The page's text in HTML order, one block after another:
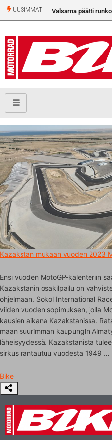
UUSIMMAT Valsarna päätti
Kazakstan mukaan vuoden 2023
Ensi vuoden MotoGP-kalenteriin
Kazakstanin osakilpailu on
ohjelmaan. Sokol International
viiden vuoden sopimuksen, jolla
kausien aikana Kazakstanissa.
maan suurimman kaupungin
läheisyydessä. Kazakstanista
sirkus rantautuu vuodesta 1949 …
Bike